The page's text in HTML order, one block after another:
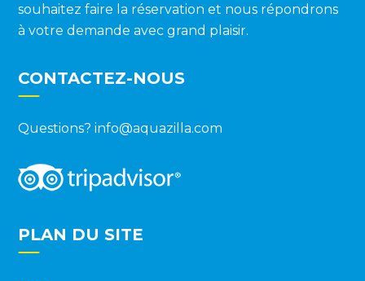
souhaitez faire la réservation et nous répondrons
à votre demande avec grand plaisir.
CONTACTEZ-NOUS
Questions?info@aquazilla.com
PLAN DU SITE